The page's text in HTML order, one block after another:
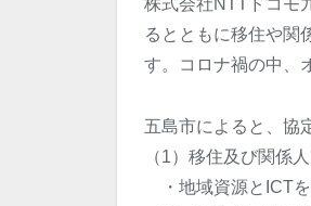
株式会社NTTドコモ
るとともに移住や関
す。コロナ禍の中、
五島市によると、協
（1）移住及び関係
・地域資源とICTを